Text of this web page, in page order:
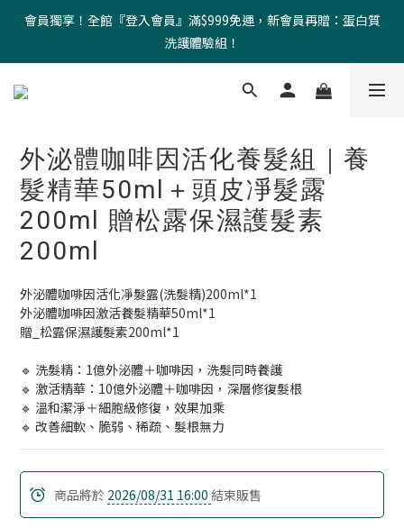
會員獨享！全館『登入會員』滿$999免運，新會員再贈：蛋白質
洗護體驗組！
外泌體咖啡因活化養髮組｜養
髮精華50ml＋頭皮凈髮露
200ml 贈松露保濕護髮素
200ml
外泌體咖啡因活化凈髮露(洗髮精)200ml*1
外泌體咖啡因激活養髮精華50ml*1
贈_松露保濕護髮素200ml*1
🔹 洗髮精：1億外泌體＋咖啡因，洗髮同時養護
🔹 激活精華：10億外泌體＋咖啡因，深層修復髮根
🔹 溫和潔淨＋細胞級修復，效果加乘
🔹 改善細軟、脆弱、稀疏、髮根無力
商品將於 2026/08/31 16:00 結束販售